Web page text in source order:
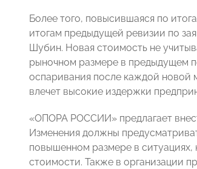
Более того, повысившаяся по
итогам предыдущей ревизии по
Шубин. Новая стоимость не
рыночном размере в предыдущем
оспаривания после каждой новой
влечет высокие издержки
«ОПОРА РОССИИ» предлагает
Изменения должны
повышенном размере в ситуациях,
стоимости. Также в организации